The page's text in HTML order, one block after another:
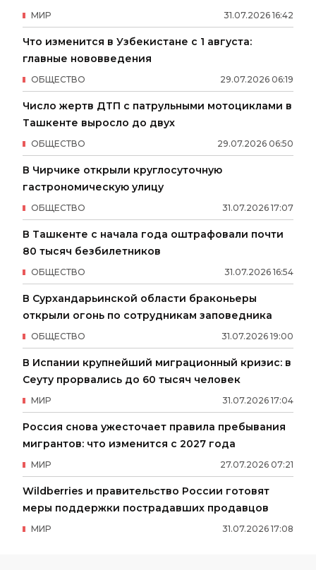
31.07.2026 16:42
МИР
Что изменится в Узбекистане с 1 августа:
главные нововведения
29.07.2026 06:19
ОБЩЕСТВО
Число жертв ДТП с патрульными мотоциклами в
Ташкенте выросло до двух
29.07.2026 06:50
ОБЩЕСТВО
В Чирчике открыли круглосуточную
гастрономическую улицу
31.07.2026 17:07
ОБЩЕСТВО
В Ташкенте с начала года оштрафовали почти
80 тысяч безбилетников
31.07.2026 16:54
ОБЩЕСТВО
В Сурхандарьинской области браконьеры
открыли огонь по сотрудникам заповедника
31.07.2026 19:00
ОБЩЕСТВО
В Испании крупнейший миграционный кризис: в
Сеуту прорвались до 60 тысяч человек
31.07.2026 17:04
МИР
Россия снова ужесточает правила пребывания
мигрантов: что изменится с 2027 года
27.07.2026 07:21
МИР
Wildberries и правительство России готовят
меры поддержки пострадавших продавцов
31.07.2026 17:08
МИР